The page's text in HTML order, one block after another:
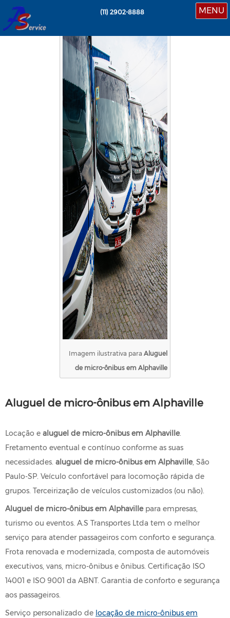
MENU
(11) 2902-8888
Imagem ilustrativa para Aluguel
de micro-ônibus em Alphaville
Aluguel de micro-ônibus em Alphaville
Locação e aluguel de micro-ônibus em Alphaville.
Fretamento eventual e contínuo conforme as suas
necessidades. aluguel de micro-ônibus em Alphaville, São
Paulo-SP. Veículo confortável para locomoção rápida de
grupos. Terceirização de veículos customizados (ou não).
Aluguel de micro-ônibus em Alphavillepara empresas,
turismo ou eventos. A.S Transportes Ltda tem o melhor
serviço para atender passageiros com conforto e segurança.
Frota renovada e modernizada, composta de automóveis
executivos, vans, micro-ônibus e ônibus. Certificação ISO
14001 e ISO 9001 da ABNT. Garantia de conforto e segurança
aos passageiros.
Serviço personalizado de locação de micro-ônibus em